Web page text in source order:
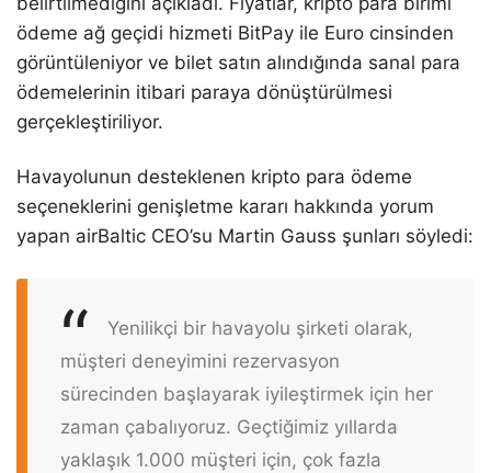
ödeme ağ geçidi hizmeti BitPay ile Euro cinsinden
görüntüleniyor ve bilet satın alındığında sanal para
ödemelerinin itibari paraya dönüştürülmesi
gerçekleştiriliyor.
Havayolunun desteklenen kripto para ödeme
seçeneklerini genişletme kararı hakkında yorum
yapan airBaltic CEO’su Martin Gauss şunları söyledi:
Yenilikçi bir havayolu şirketi olarak,
müşteri deneyimini rezervasyon
sürecinden başlayarak iyileştirmek için her
zaman çabalıyoruz. Geçtiğimiz yıllarda
yaklaşık 1.000 müşteri için, çok fazla